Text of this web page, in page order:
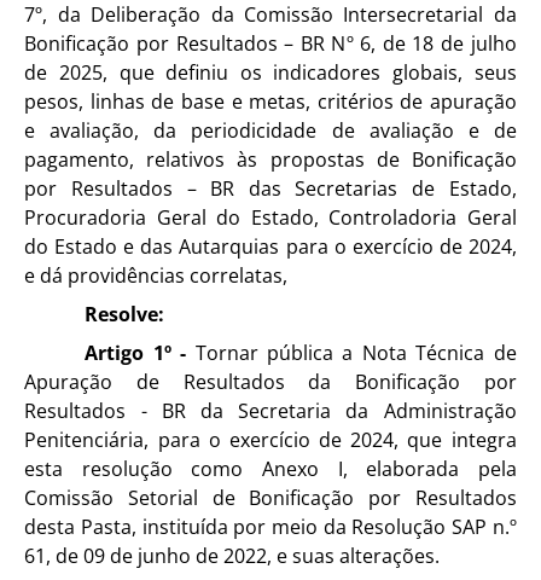
7º, da Deliberação da Comissão Intersecretarial da
Bonificação por Resultados – BR Nº 6, de 18 de julho
de 2025, que definiu os indicadores globais, seus
pesos, linhas de base e metas, critérios de apuração
e avaliação, da periodicidade de avaliação e de
pagamento, relativos às propostas de Bonificação
por Resultados – BR das Secretarias de Estado,
Procuradoria Geral do Estado, Controladoria Geral
do Estado e das Autarquias para o exercício de 2024,
e dá providências correlatas,
Resolve:
Artigo 1º - Tornar pública a Nota Técnica de
Apuração de Resultados da Bonificação por
Resultados - BR da Secretaria da Administração
Penitenciária, para o exercício de 2024, que integra
esta resolução como Anexo I, elaborada pela
Comissão Setorial de Bonificação por Resultados
desta Pasta, instituída por meio da Resolução SAP n.º
61, de 09 de junho de 2022, e suas alterações.